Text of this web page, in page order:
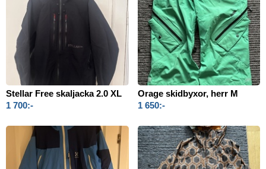
Stellar Free skaljacka 2.0 XL
1 700:-
Orage skidbyxor, herr M
1 650:-